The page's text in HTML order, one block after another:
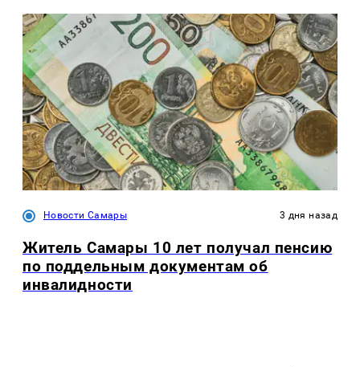
Новости Самары 3 дня назад
Житель Самары 10 лет получал пенсию
по поддельным документам об
инвалидности